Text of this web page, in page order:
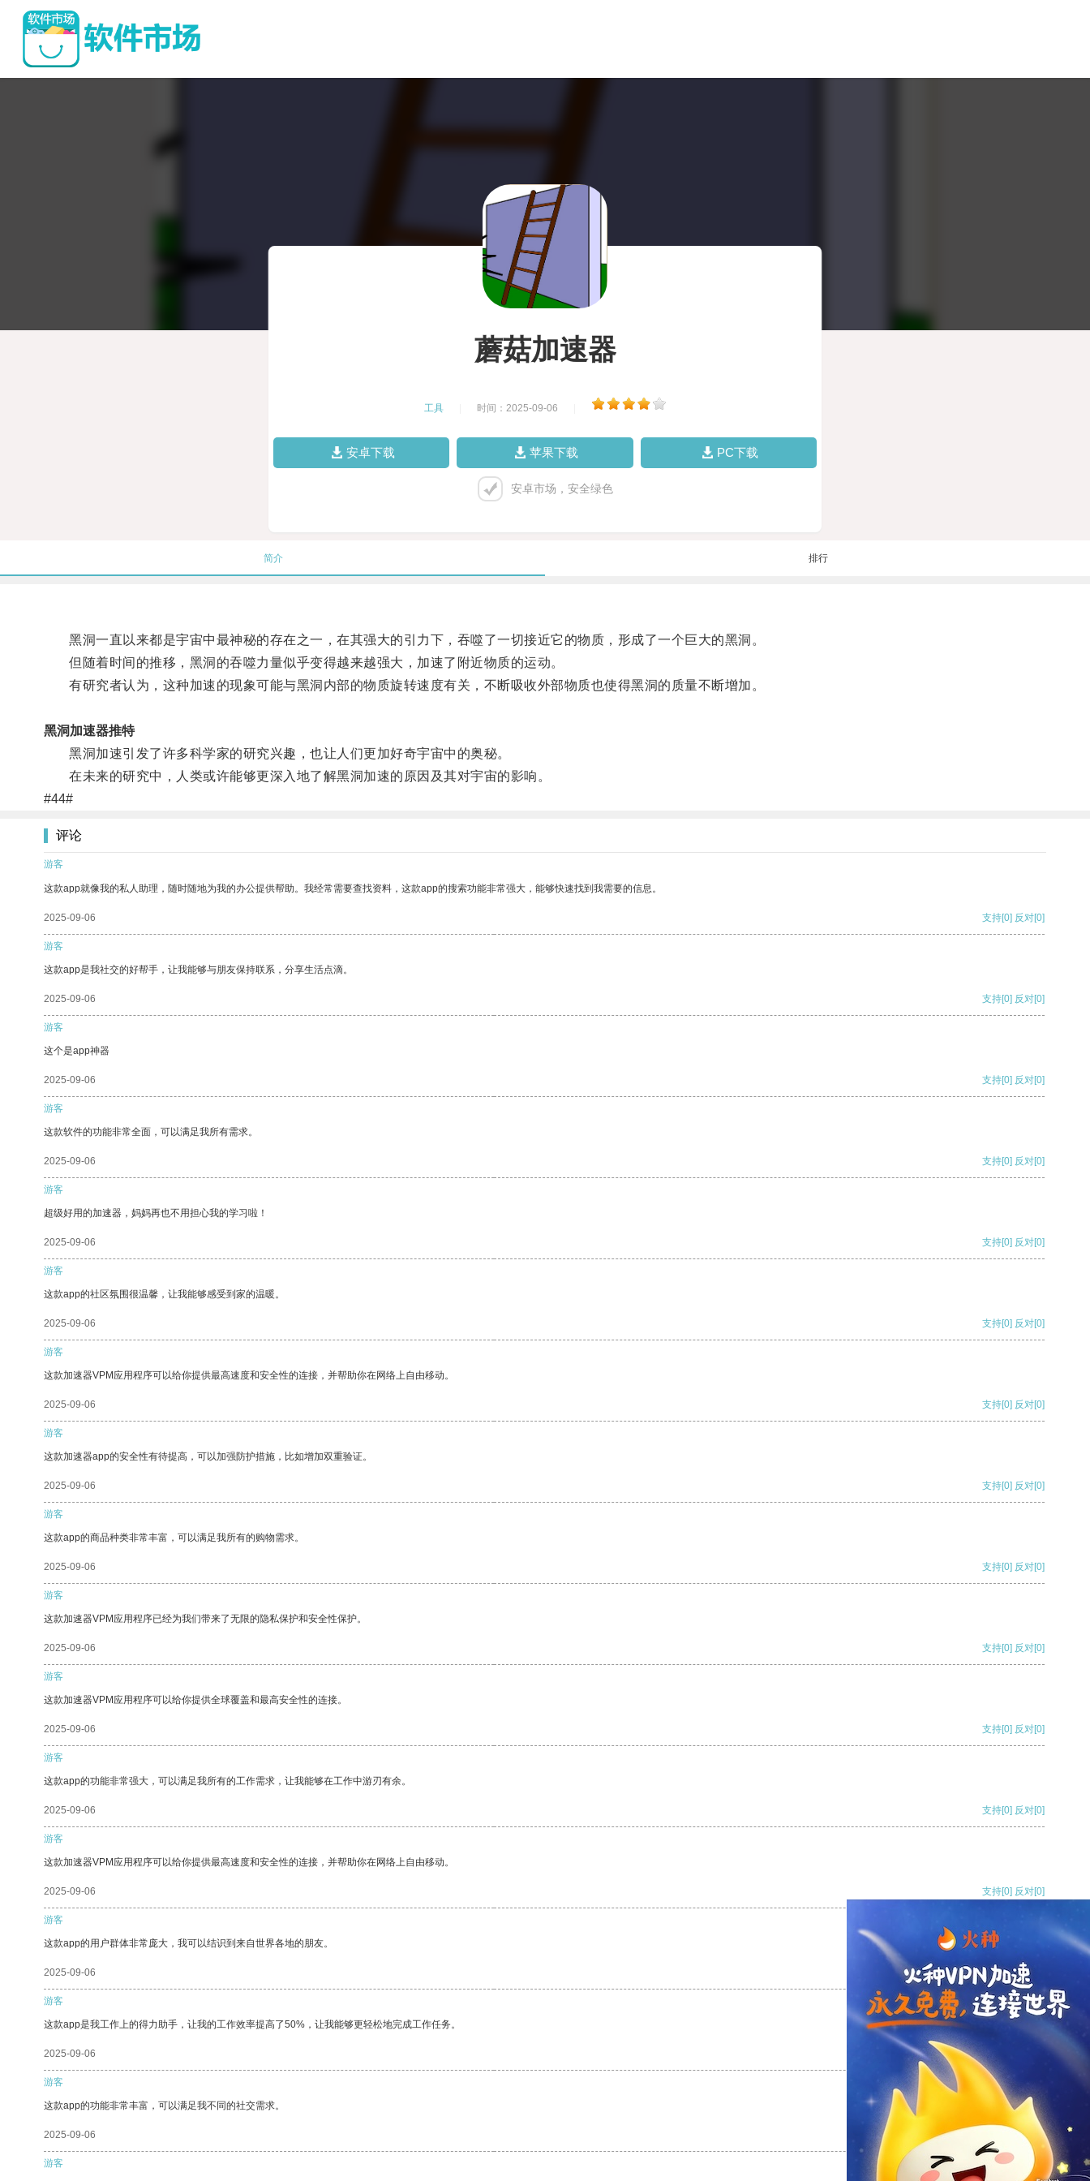
蘑菇加速器
工具 时间：2025-09-06
安卓下载 苹果下载 PC下载
安卓市场，安全绿色
简介 排行
黑洞一直以来都是宇宙中最神秘的存在之一，在其强大的引力下，吞噬了一切接近它的物质，形成了一个巨大的黑洞。
但随着时间的推移，黑洞的吞噬力量似乎变得越来越强大，加速了附近物质的运动。
有研究者认为，这种加速的现象可能与黑洞内部的物质旋转速度有关，不断吸收外部物质也使得黑洞的质量不断增加。
黑洞加速器推特
黑洞加速引发了许多科学家的研究兴趣，也让人们更加好奇宇宙中的奥秘。
在未来的研究中，人类或许能够更深入地了解黑洞加速的原因及其对宇宙的影响。
#44#
评论
游客
这款app就像我的私人助理，随时随地为我的办公提供帮助。我经常需要查找资料，这款app的搜索功能非常强大，能够快速找到我需要的信息。
2025-09-06 支持[0] 反对[0]
游客
这款app是我社交的好帮手，让我能够与朋友保持联系，分享生活点滴。
2025-09-06 支持[0] 反对[0]
游客
这个是app神器
2025-09-06 支持[0] 反对[0]
游客
这款软件的功能非常全面，可以满足我所有需求。
2025-09-06 支持[0] 反对[0]
游客
超级好用的加速器，妈妈再也不用担心我的学习啦！
2025-09-06 支持[0] 反对[0]
游客
这款app的社区氛围很温馨，让我能够感受到家的温暖。
2025-09-06 支持[0] 反对[0]
游客
这款加速器VPM应用程序可以给你提供最高速度和安全性的连接，并帮助你在网络上自由移动。
2025-09-06 支持[0] 反对[0]
游客
这款加速器app的安全性有待提高，可以加强防护措施，比如增加双重验证。
2025-09-06 支持[0] 反对[0]
游客
这款app的商品种类非常丰富，可以满足我所有的购物需求。
2025-09-06 支持[0] 反对[0]
游客
这款加速器VPM应用程序已经为我们带来了无限的隐私保护和安全性保护。
2025-09-06 支持[0] 反对[0]
游客
这款加速器VPM应用程序可以给你提供全球覆盖和最高安全性的连接。
2025-09-06 支持[0] 反对[0]
游客
这款app的功能非常强大，可以满足我所有的工作需求，让我能够在工作中游刃有余。
2025-09-06 支持[0] 反对[0]
游客
这款加速器VPM应用程序可以给你提供最高速度和安全性的连接，并帮助你在网络上自由移动。
2025-09-06 支持[0] 反对[0]
游客
这款app的用户群体非常庞大，我可以结识到来自世界各地的朋友。
2025-09-06 支持[0] 反对
游客
这款app是我工作上的得力助手，让我的工作效率提高了50%，让我能够更轻松地完成工作任务。
2025-09-06 支持
游客
这款app的功能非常丰富，可以满足我不同的社交需求。
2025-09-06 反对 [0]
游客